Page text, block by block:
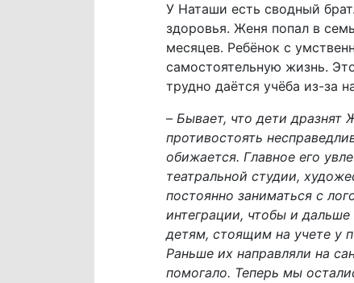
У Наташи есть сводный
здоровья. Женя попал в
месяцев. Ребëнок с
самостоятельную жизнь.
трудно даётся учёба из-за
– Бывает, что дети
противостоять
обижается. Главное его
театральной студии,
постоянно заниматься с
интеграции, чтобы и
детям, стоящим на учете у
Раньше их направляли на
помогало. Теперь мы